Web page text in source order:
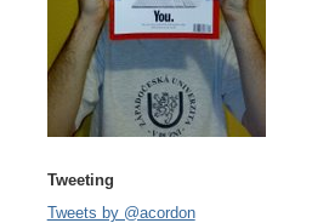
Tweeting
Tweets by @acordon